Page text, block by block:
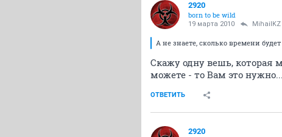
2920
born to be wild
19 марта 2010 MihailKZ
А не знаете, сколько времени
Скажу одну вешь, которая
можете - то Вам это
ОТВЕТИТЬ
2920